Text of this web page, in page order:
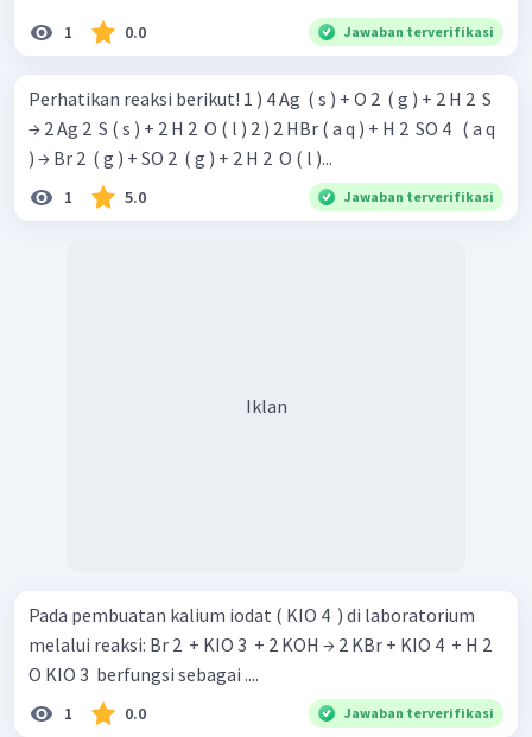
1 0.0 Jawaban terverifikasi
Perhatikan reaksi berikut! 1 ) 4 Ag ​ ( s ) + O 2 ​ ( g ) + 2 H 2 ​ S
→ 2 Ag 2 ​ S ( s ) + 2 H 2 ​ O ( l ) 2 ) 2 HBr ( a q ) + H 2 ​ SO 4 ​ ​ ( a q
) → Br 2 ​ ( g ) + SO 2 ​ ( g ) + 2 H 2 ​ O ( l )...
1 5.0 Jawaban terverifikasi
Iklan
Pada pembuatan kalium iodat ( KIO 4 ​ ) di laboratorium
melalui reaksi: Br 2 ​ + KIO 3 ​ + 2 KOH → 2 KBr + KIO 4 ​ + H 2 ​
O KIO 3 ​ berfungsi sebagai ....
1 0.0 Jawaban terverifikasi